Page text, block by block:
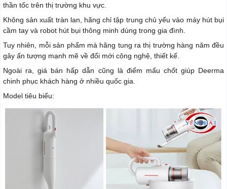
thần tốc trên thị trường khu vực.
Không sản xuất tràn lan, hãng chỉ tập trung chủ yếu vào máy hút bụi
cầm tay và robot hút bụi thông minh dùng trong gia đình.
Tuy nhiên, mỗi sản phẩm mà hãng tung ra thị trường hàng năm đều
gây ấn tượng mạnh mẽ về đổi mới công nghệ, thiết kế.
Ngoài ra, giá bán hấp dẫn cũng là điểm mấu chốt giúp Deerma
chinh phục khách hàng ở nhiều quốc gia.
Model tiêu biểu: